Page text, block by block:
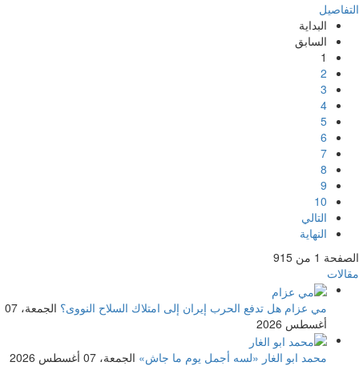
التفاصيل
البداية
السابق
1
2
3
4
5
6
7
8
9
10
التالي
النهاية
الصفحة 1 من 915
مقالات
مي عزام هل تدفع الحرب إيران إلى امتلاك السلاح النووى؟
الجمعة، 07
أغسطس 2026
محمد ابو الغار «لسه أجمل يوم ما جاش» الجمعة، 07 أغسطس 2026